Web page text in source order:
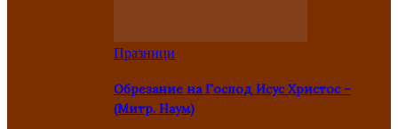
Празници
Oбрезание на Господ Исус Христос –
(Митр. Наум)